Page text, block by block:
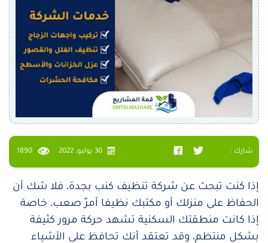
شارك : 30 يوليو, 2022 1890
إذا كنت تبحث عن شركة تنظيف كنب بجدة، فلا شك أن
الحفاظ على منزلك أو مكتبك نظيفا أمرٌ صعب، خاصة
إذا كانت منطقتك السكنية تشهد حركة مرور كثيفة
بشكل منتظم، وقد تعتقد أنك تحافظ على الأشياء